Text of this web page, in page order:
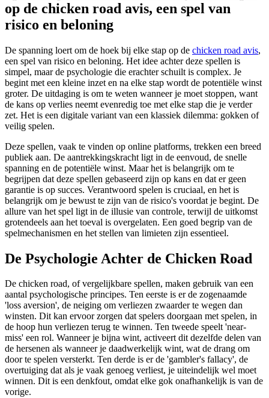
op de chicken road avis, een spel van
risico en beloning
De spanning loert om de hoek bij elke stap op de chicken road avis,
een spel van risico en beloning. Het idee achter deze spellen is
simpel, maar de psychologie die erachter schuilt is complex. Je
begint met een kleine inzet en na elke stap wordt de potentiële winst
groter. De uitdaging is om te weten wanneer je moet stoppen, want
de kans op verlies neemt evenredig toe met elke stap die je verder
zet. Het is een digitale variant van een klassiek dilemma: gokken of
veilig spelen.
Deze spellen, vaak te vinden op online platforms, trekken een breed
publiek aan. De aantrekkingskracht ligt in de eenvoud, de snelle
spanning en de potentiële winst. Maar het is belangrijk om te
begrijpen dat deze spellen gebaseerd zijn op kans en dat er geen
garantie is op succes. Verantwoord spelen is cruciaal, en het is
belangrijk om je bewust te zijn van de risico's voordat je begint. De
allure van het spel ligt in de illusie van controle, terwijl de uitkomst
grotendeels aan het toeval is overgelaten. Een goed begrip van de
spelmechanismen en het stellen van limieten zijn essentieel.
De Psychologie Achter de Chicken Road
De chicken road, of vergelijkbare spellen, maken gebruik van een
aantal psychologische principes. Ten eerste is er de zogenaamde
'loss aversion', de neiging om verliezen zwaarder te wegen dan
winsten. Dit kan ervoor zorgen dat spelers doorgaan met spelen, in
de hoop hun verliezen terug te winnen. Ten tweede speelt 'near-
miss' een rol. Wanneer je bijna wint, activeert dit dezelfde delen van
de hersenen als wanneer je daadwerkelijk wint, wat de drang om
door te spelen versterkt. Ten derde is er de 'gambler's fallacy', de
overtuiging dat als je vaak genoeg verliest, je uiteindelijk wel moet
winnen. Dit is een denkfout, omdat elke gok onafhankelijk is van de
vorige.